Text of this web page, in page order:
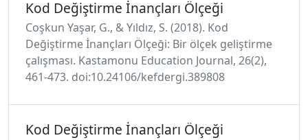
Kod Değiştirme İnançları Ölçeği
Coşkun Yaşar, G., & Yıldız, S. (2018). Kod
Değiştirme İnançları Ölçeği: Bir ölçek geliştirme
çalışması. Kastamonu Education Journal, 26(2),
461-473. doi:10.24106/kefdergi.389808
Kod Değiştirme İnançları Ölçeği